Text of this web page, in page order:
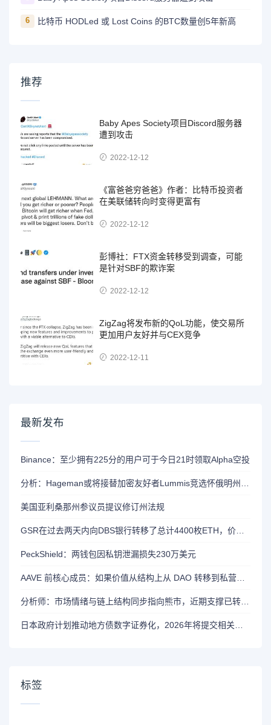
6 比特币 HODLed 或 Lost Coins 的BTC数量创5年新高
推荐
Baby Apes Society项目Discord服务器
遭到攻击
2022-12-12
《富爸爸穷爸爸》作者：比特币投资者
在美联储转向时变得更富有
2022-12-12
彭博社：FTX资金转移受到调查，可能
是针对SBF的欺诈案
2022-12-12
ZigZag将发布新的QoL功能，使交易所
更加用户友好并与CEX竞争
2022-12-11
最新发布
Binance：至少拥有225分的用户可于今日21时领取Alpha空投
美国亚利桑那州参议员提议修订州法规
PeckShield：两钱包因私钥泄漏损失230万美元
标签